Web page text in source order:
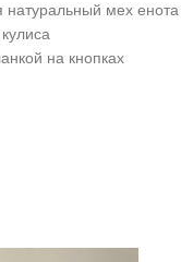
мех енота
на кнопках